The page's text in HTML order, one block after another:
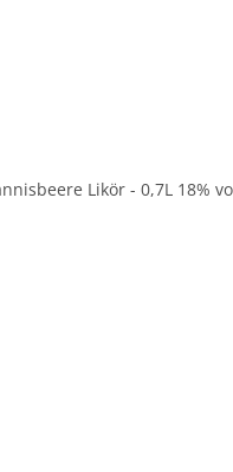
Likör - 0,7L 18%
von 4.8 von 5 Sternen